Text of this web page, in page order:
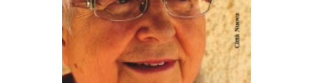
AGGIUNGI AL CARRELLO